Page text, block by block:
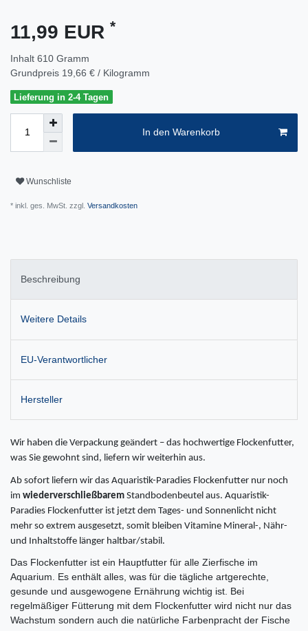
11,99 EUR *
Inhalt 610 Gramm
Grundpreis 19,66 € / Kilogramm
Lieferung in 2-4 Tagen
In den Warenkorb
Wunschliste
* inkl. ges. MwSt. zzgl. Versandkosten
Beschreibung
Weitere Details
EU-Verantwortlicher
Hersteller
Wir haben die Verpackung geändert – das hochwertige Flockenfutter,
was Sie gewohnt sind, liefern wir weiterhin aus.
Ab sofort liefern wir das Aquaristik-Paradies Flockenfutter nur noch
im wiederverschließbarem Standbodenbeutel aus. Aquaristik-
Paradies Flockenfutter ist jetzt dem Tages- und Sonnenlicht nicht
mehr so extrem ausgesetzt, somit bleiben Vitamine Mineral-, Nähr-
und Inhaltstoffe länger haltbar/stabil.
Das Flockenfutter ist ein Hauptfutter für alle Zierfische im
Aquarium. Es enthält alles, was für die tägliche artgerechte,
gesunde und ausgewogene Ernährung wichtig ist. Bei
regelmäßiger Fütterung mit dem Flockenfutter wird nicht nur das
Wachstum sondern auch die natürliche Farbenpracht der Fische